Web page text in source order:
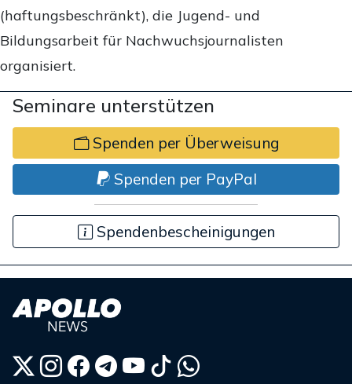
(haftungsbeschränkt), die Jugend- und
Bildungsarbeit für Nachwuchsjournalisten
organisiert.
Seminare unterstützen
Spenden per Überweisung
Spenden per PayPal
Spendenbescheinigungen